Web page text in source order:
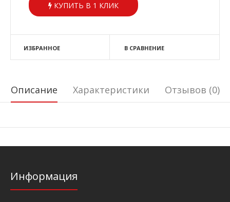
КУПИТЬ В 1 КЛИК
ИЗБРАННОЕ В СРАВНЕНИЕ
Описание Характеристики Отзывов (0)
Информация